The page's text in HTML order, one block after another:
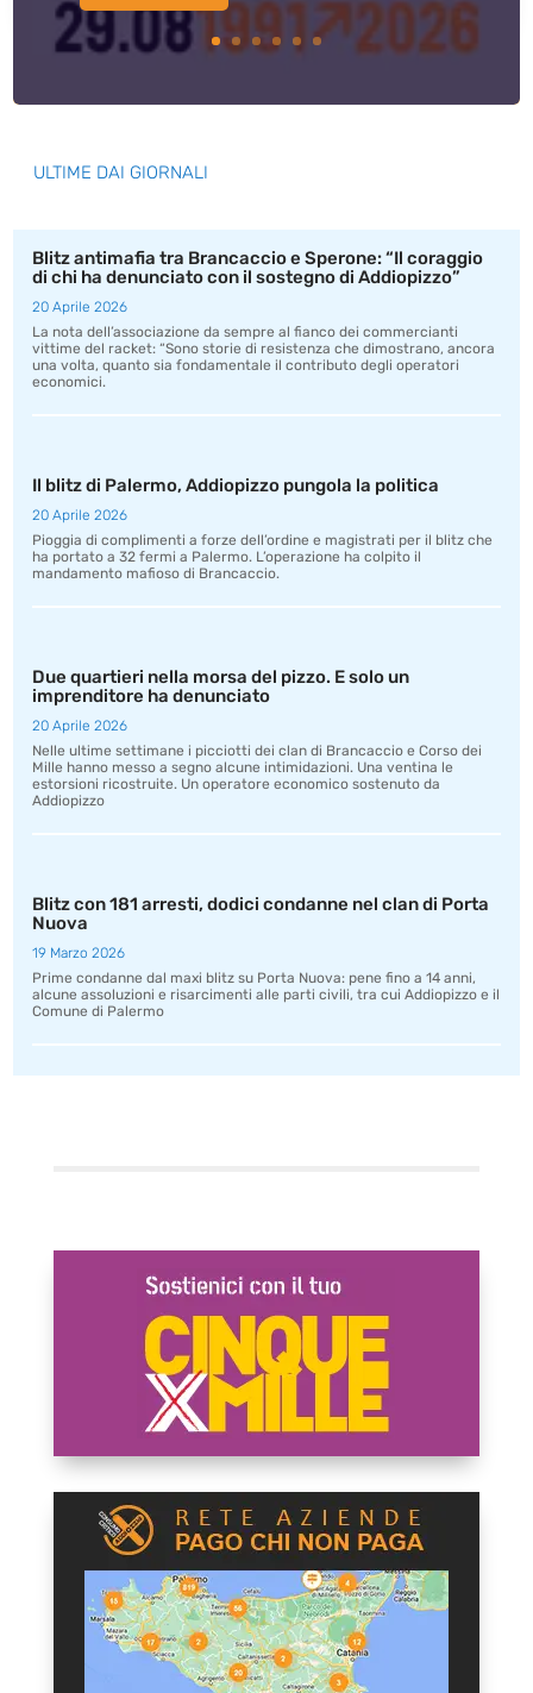
ULTIME DAI GIORNALI
Blitz antimafia tra Brancaccio e Sperone: “Il coraggio
di chi ha denunciato con il sostegno di Addiopizzo”
20 Aprile 2026
La nota dell’associazione da sempre al fianco dei commercianti
vittime del racket: “Sono storie di resistenza che dimostrano, ancora
una volta, quanto sia fondamentale il contributo degli operatori
economici.
Il blitz di Palermo, Addiopizzo pungola la politica
20 Aprile 2026
Pioggia di complimenti a forze dell’ordine e magistrati per il blitz che
ha portato a 32 fermi a Palermo. L’operazione ha colpito il
mandamento mafioso di Brancaccio.
Due quartieri nella morsa del pizzo. E solo un
imprenditore ha denunciato
20 Aprile 2026
Nelle ultime settimane i picciotti dei clan di Brancaccio e Corso dei
Mille hanno messo a segno alcune intimidazioni. Una ventina le
estorsioni ricostruite. Un operatore economico sostenuto da
Addiopizzo
Blitz con 181 arresti, dodici condanne nel clan di Porta
Nuova
19 Marzo 2026
Prime condanne dal maxi blitz su Porta Nuova: pene fino a 14 anni,
alcune assoluzioni e risarcimenti alle parti civili, tra cui Addiopizzo e il
Comune di Palermo